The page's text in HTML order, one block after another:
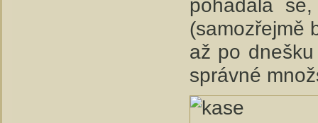
pohádala
(samozřejmě
až po
správné